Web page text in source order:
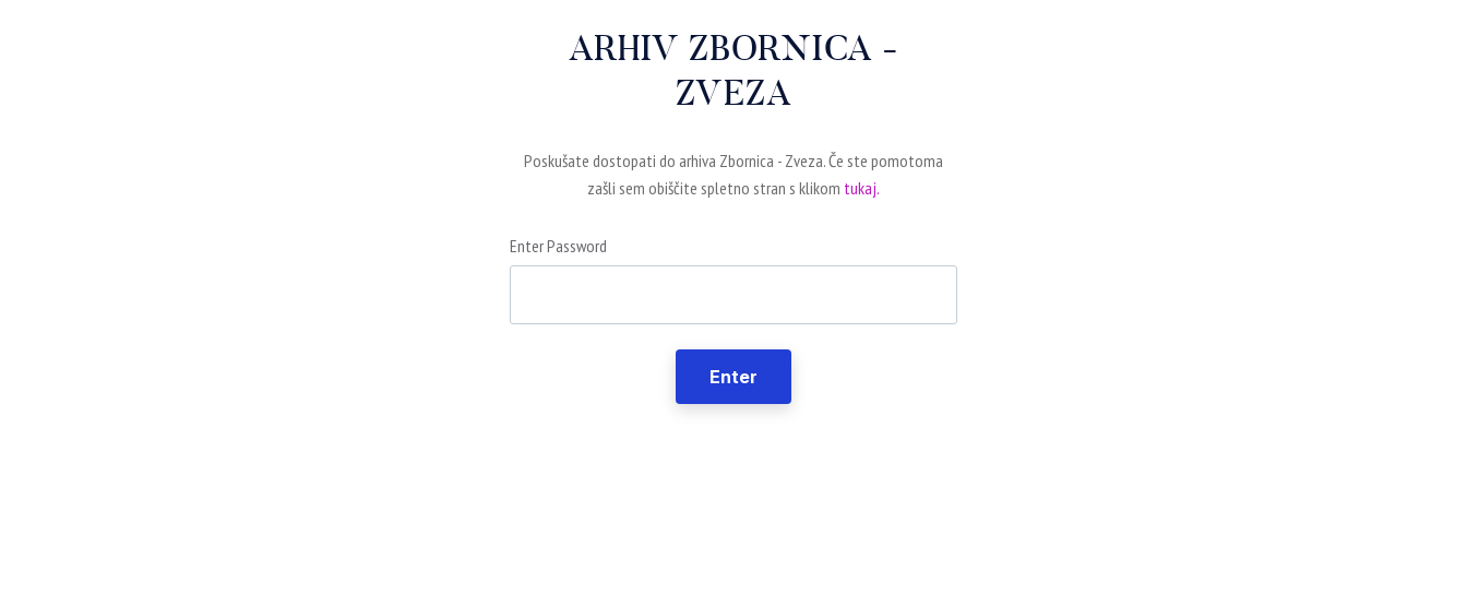
ARHIV ZBORNICA -
ZVEZA
Poskušate dostopati do arhiva Zbornica - Zveza. Če ste pomotoma
zašli sem obiščite spletno stran s klikom tukaj.
Enter Password
Enter